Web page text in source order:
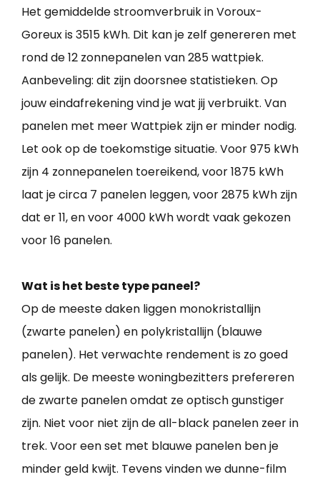
Het gemiddelde stroomverbruik in Voroux-
Goreux is 3515 kWh. Dit kan je zelf genereren met
rond de 12 zonnepanelen van 285 wattpiek.
Aanbeveling: dit zijn doorsnee statistieken. Op
jouw eindafrekening vind je wat jij verbruikt. Van
panelen met meer Wattpiek zijn er minder nodig.
Let ook op de toekomstige situatie. Voor 975 kWh
zijn 4 zonnepanelen toereikend, voor 1875 kWh
laat je circa 7 panelen leggen, voor 2875 kWh zijn
dat er 11, en voor 4000 kWh wordt vaak gekozen
voor 16 panelen.
Wat is het beste type paneel?
Op de meeste daken liggen monokristallijn
(zwarte panelen) en polykristallijn (blauwe
panelen). Het verwachte rendement is zo goed
als gelijk. De meeste woningbezitters prefereren
de zwarte panelen omdat ze optisch gunstiger
zijn. Niet voor niet zijn de all-black panelen zeer in
trek. Voor een set met blauwe panelen ben je
minder geld kwijt. Tevens vinden we dunne-film